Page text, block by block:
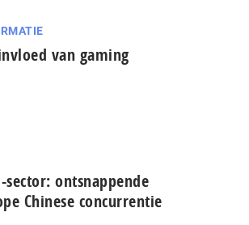
van gaming
ont­snap­pen­de
Chinese con­cur­ren­tie